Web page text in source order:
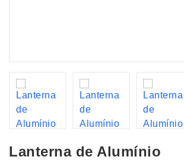
Lanterna de Alumínio